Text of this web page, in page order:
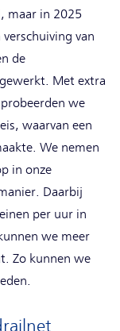
maar in 2025
van
de
Met extra
we
waarvan een
We nemen
in onze
Daarbij
per uur in
we meer
Zo kunnen we